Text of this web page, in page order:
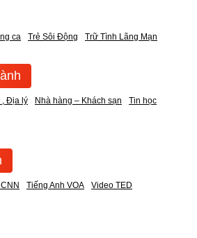
ca Trẻ Sôi Động Trữ Tình Lãng Mạn
, Địa lý Nhà hàng – Khách sạn Tin học
Tiếng Anh VOA Video TED